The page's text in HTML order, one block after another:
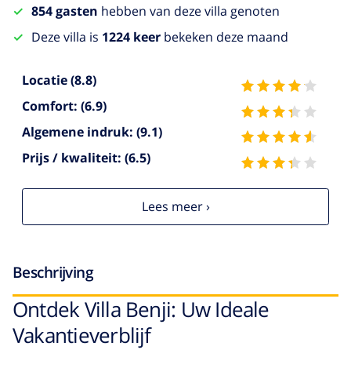
854 gasten hebben van deze villa genoten
Deze villa is 1224 keer bekeken deze maand
Locatie(8.8)
Comfort: (6.9)
Algemene indruk: (9.1)
Prijs / kwaliteit: (6.5)
Lees meer ›
Beschrijving
Ontdek Villa Benji: Uw Ideale
Vakantieverblijf